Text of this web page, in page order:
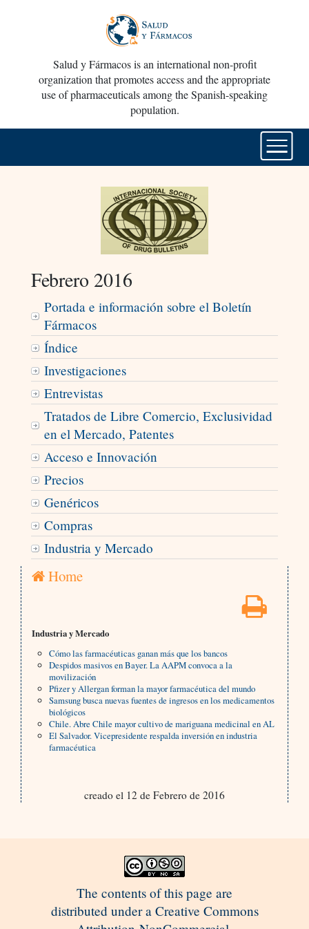
Salud y Fármacos is an international non-profit
organization that promotes access and the appropriate
use of pharmaceuticals among the Spanish-speaking
population.
Febrero 2016
Portada e información sobre el Boletín
Fármacos
Índice
Investigaciones
Entrevistas
Tratados de Libre Comercio, Exclusividad
en el Mercado, Patentes
Acceso e Innovación
Precios
Genéricos
Compras
Industria y Mercado
Home
Industria y Mercado
Cómo las farmacéuticas ganan más que los bancos
Despidos masivos en Bayer. La AAPM convoca a la
movilización
Pfizer y Allergan forman la mayor farmacéutica del mundo
Samsung busca nuevas fuentes de ingresos en los medicamentos
biológicos
Chile. Abre Chile mayor cultivo de mariguana medicinal en AL
El Salvador. Vicepresidente respalda inversión en industria
farmacéutica
creado el 12 de Febrero de 2016
The contents of this page are
distributed under a Creative Commons